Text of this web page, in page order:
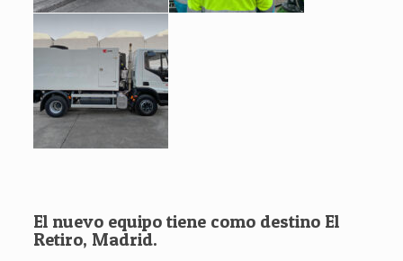
El nuevo equipo tiene como destino El
Retiro, Madrid.